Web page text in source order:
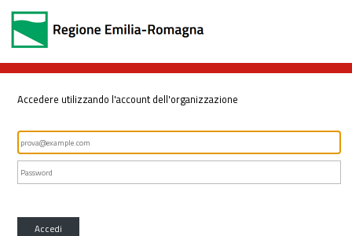
Accedere utilizzando l'account dell'organizzazione
Accedi